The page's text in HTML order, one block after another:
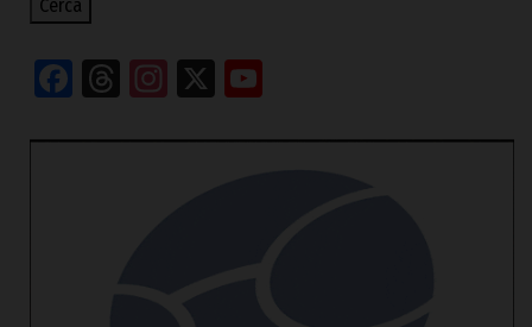
Cerca
Facebook
Threads
Instagram
X